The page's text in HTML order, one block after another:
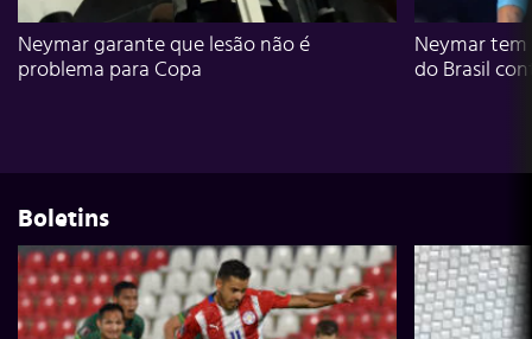
Neymar garante que lesão não é
problema para Copa
Neymar
do Brasil
Boletins